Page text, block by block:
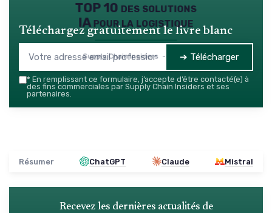
TOP 10 des solutions
IA pour la logistique
Supply Chain Insiders — 2026
Téléchargez gratuitement le livre blanc
➔ Télécharger
* En remplissant ce formulaire, j’accepte d’être contacté(e) à
des fins commerciales par Supply Chain Insiders et ses
partenaires.
Résumer ChatGPT Claude Mistral
Recevez les dernières actualités de